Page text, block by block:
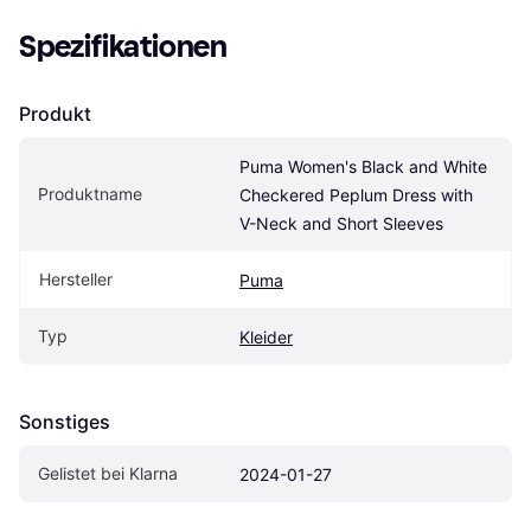
Spezifikationen
Produkt
Produktname
Puma Women's Black and White
Checkered Peplum Dress with
V-Neck and Short Sleeves
Hersteller Puma
Typ Kleider
Sonstiges
Gelistet bei Klarna 2024-01-27